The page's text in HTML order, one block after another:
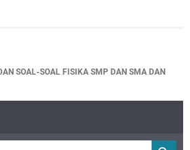
SOAL-SOAL FISIKA SMP DAN SMA DAN